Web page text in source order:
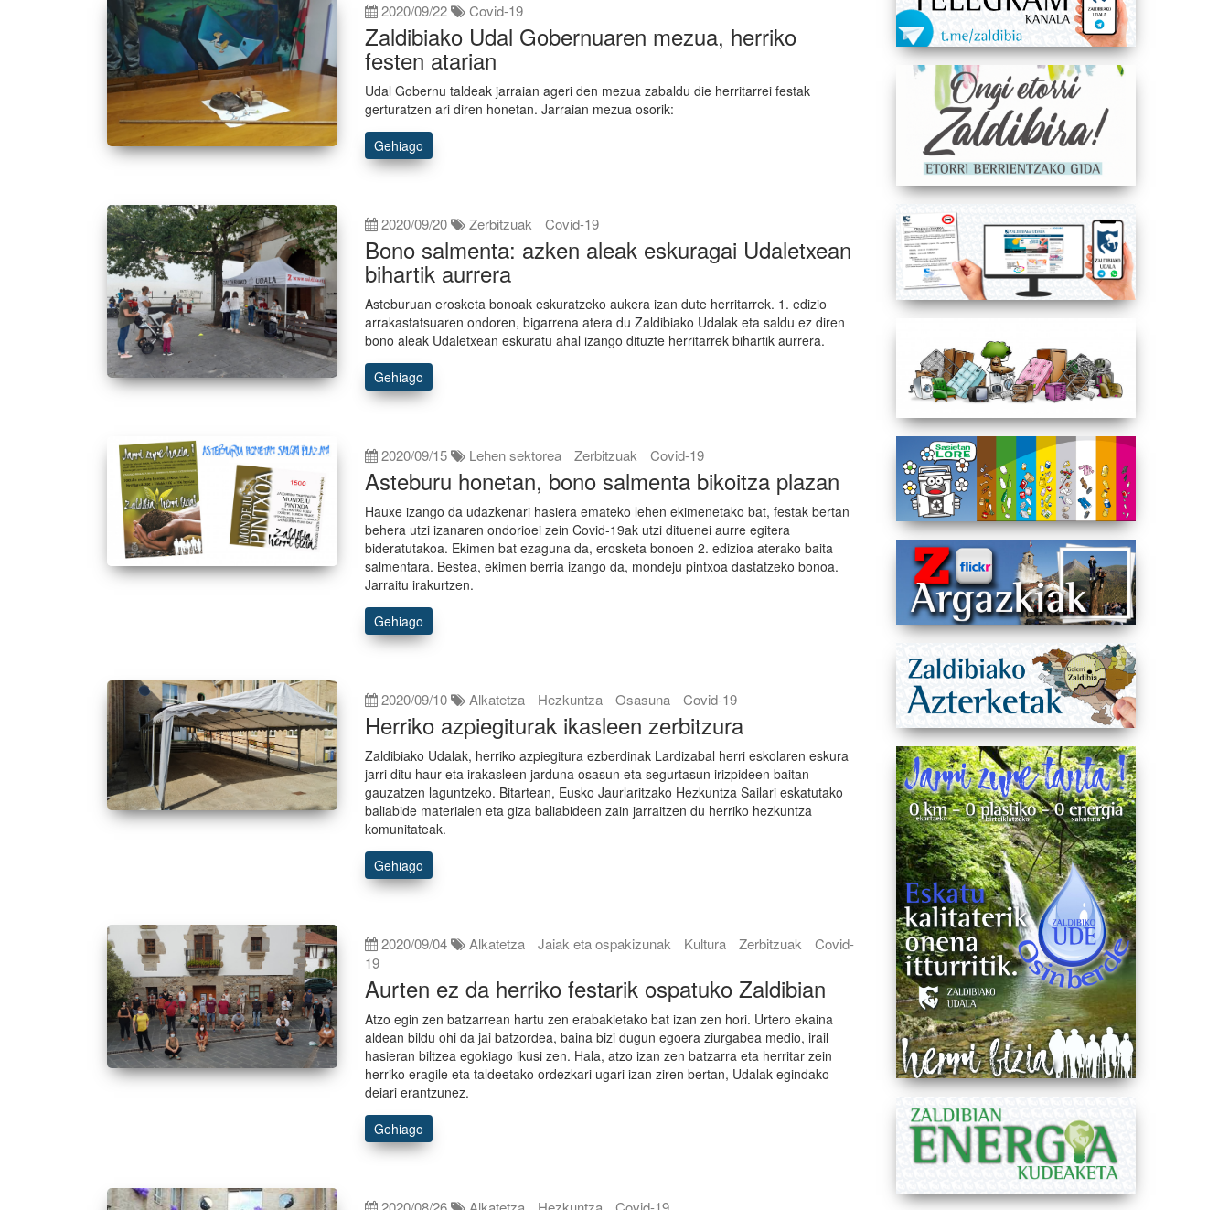
2020/09/22 Covid-19
Zaldibiako Udal Gobernuaren mezua, herriko
festen atarian
Udal Gobernu taldeak jarraian ageri den mezua zabaldu die herritarrei festak
gerturatzen ari diren honetan. Jarraian mezua osorik:
Gehiago
2020/09/20 Zerbitzuak Covid-19
Bono salmenta: azken aleak eskuragai Udaletxean
bihartik aurrera
Asteburuan erosketa bonoak eskuratzeko aukera izan dute herritarrek. 1. edizio
arrakastatsuaren ondoren, bigarrena atera du Zaldibiako Udalak eta saldu ez diren
bono aleak Udaletxean eskuratu ahal izango dituzte herritarrek bihartik aurrera.
Gehiago
2020/09/15 Lehen sektorea Zerbitzuak Covid-19
Asteburu honetan, bono salmenta bikoitza plazan
Hauxe izango da udazkenari hasiera emateko lehen ekimenetako bat, festak bertan
behera utzi izanaren ondorioei zein Covid-19ak utzi dituenei aurre egitera
bideratutakoa. Ekimen bat ezaguna da, erosketa bonoen 2. edizioa aterako baita
salmentara. Bestea, ekimen berria izango da, mondeju pintxoa dastatzeko bonoa.
Jarraitu irakurtzen.
Gehiago
2020/09/10 Alkatetza Hezkuntza Osasuna Covid-19
Herriko azpiegiturak ikasleen zerbitzura
Zaldibiako Udalak, herriko azpiegitura ezberdinak Lardizabal herri eskolaren eskura
jarri ditu haur eta irakasleen jarduna osasun eta segurtasun irizpideen baitan
gauzatzen laguntzeko. Bitartean, Eusko Jaurlaritzako Hezkuntza Sailari eskatutako
baliabide materialen eta giza baliabideen zain jarraitzen du herriko hezkuntza
komunitateak.
Gehiago
2020/09/04 Alkatetza Jaiak eta ospakizunak Kultura Zerbitzuak
Covid-
19
Aurten ez da herriko festarik ospatuko Zaldibian
Atzo egin zen batzarrean hartu zen erabakietako bat izan zen hori. Urtero ekaina
aldean bildu ohi da jai batzordea, baina bizi dugun egoera ziurgabea medio, irail
hasieran biltzea egokiago ikusi zen. Hala, atzo izan zen batzarra eta herritar zein
herriko eragile eta taldeetako ordezkari ugari izan ziren bertan, Udalak egindako
deiari erantzunez.
Gehiago